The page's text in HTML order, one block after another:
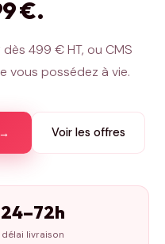
€.
499 € HT, ou CMS
vous possédez à vie.
Voir les offres
24–72h
délai livraison